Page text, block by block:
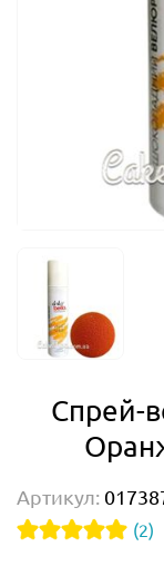
Спрей-
Артикул:
(2)